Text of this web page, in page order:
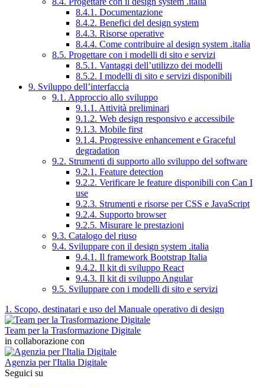
8.4.1. Documentazione
8.4.2. Benefici del design system
8.4.3. Risorse operative
8.4.4. Come contribuire al design system .italia
8.5. Progettare con i modelli di sito e servizi
8.5.1. Vantaggi dell’utilizzo dei modelli
8.5.2. I modelli di sito e servizi disponibili
9. Sviluppo dell’interfaccia
9.1. Approccio allo sviluppo
9.1.1. Attività preliminari
9.1.2. Web design responsivo e accessibile
9.1.3. Mobile first
9.1.4. Progressive enhancement e Graceful
degradation
9.2. Strumenti di supporto allo sviluppo del software
9.2.1. Feature detection
9.2.2. Verificare le feature disponibili con Can I
use
9.2.3. Strumenti e risorse per CSS e JavaScript
9.2.4. Supporto browser
9.2.5. Misurare le prestazioni
9.3. Catalogo del riuso
9.4. Sviluppare con il design system .italia
9.4.1. Il framework Bootstrap Italia
9.4.2. Il kit di sviluppo React
9.4.3. Il kit di sviluppo Angular
9.5. Sviluppare con i modelli di sito e servizi
1. Scopo, destinatari e uso del Manuale operativo di design
Team per la Trasformazione Digitale
in collaborazione con
Agenzia per l'Italia Digitale
Seguici su